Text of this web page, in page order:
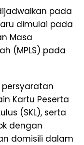
pada
dimulai pada
Masa
(MPLS) pada
persyaratan
Kartu Peserta
(SKL), serta
dengan
domisili dalam